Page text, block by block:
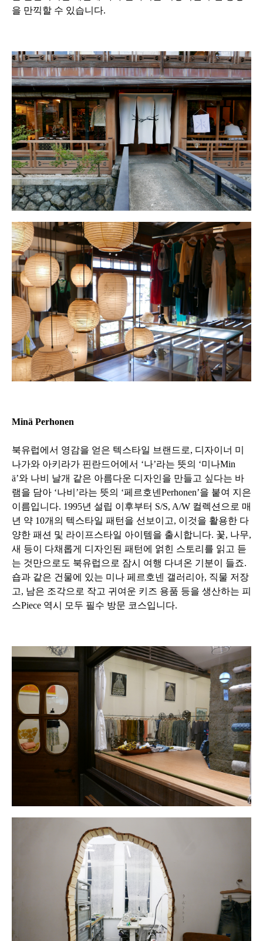
을 만끽할 수 있습니다.
Minä Perhonen
북유럽에서 영감을 얻은 텍스타일 브랜드로, 디자이너 미
나가와 아키라가 핀란드어에서 ‘나’라는 뜻의 ‘미나Min
ä’와 나비 날개 같은 아름다운 디자인을 만들고 싶다는 바
램을 담아 ‘나비’라는 뜻의 ‘페르호넨Perhonen’을 붙여 지은
이름입니다. 1995년 설립 이후부터 S/S, A/W 컬렉션으로 매
년 약 10개의 텍스타일 패턴을 선보이고, 이것을 활용한 다
양한 패션 및 라이프스타일 아이템을 출시합니다. 꽃, 나무,
새 등이 다채롭게 디자인된 패턴에 얽힌 스토리를 읽고 듣
는 것만으로도 북유럽으로 잠시 여행 다녀온 기분이 들죠.
숍과 같은 건물에 있는 미나 페르호넨 갤러리아, 직물 저장
고, 남은 조각으로 작고 귀여운 키즈 용품 등을 생산하는 피
스Piece 역시 모두 필수 방문 코스입니다.